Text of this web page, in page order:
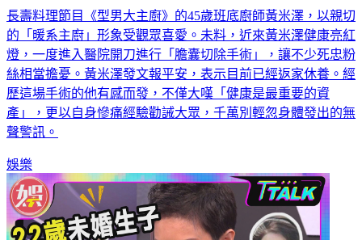
長壽料理節目《型男大主廚》的45歲班底廚師黃米澤，以親切
的「暖系主廚」形象受觀眾喜愛。未料，近來黃米澤健康亮紅
燈，一度進入醫院開刀進行「膽囊切除手術」，讓不少死忠粉
絲相當擔憂。黃米澤發文報平安，表示目前已經返家休養。經
歷這場手術的他有感而發，不僅大嘆「健康是最重要的資
產」，更以自身慘痛經驗勸誡大眾，千萬別輕忽身體發出的無
聲警訊。
娛樂